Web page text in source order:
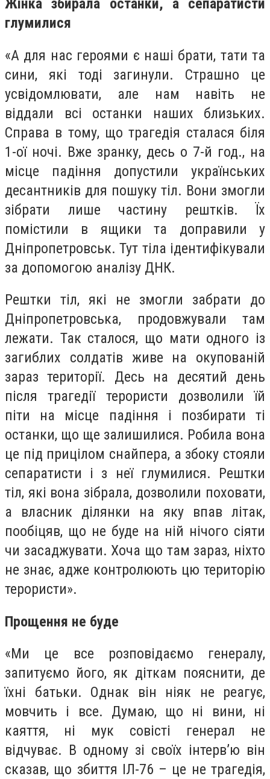
Жінка збирала останки, а сепаратисти
глумилися
«А для нас героями є наші брати, тати та
сини, які тоді загинули. Страшно це
усвідомлювати, але нам навіть не
віддали всі останки наших близьких.
Справа в тому, що трагедія сталася біля
1-ої ночі. Вже зранку, десь о 7-й год., на
місце падіння допустили українських
десантників для пошуку тіл. Вони змогли
зібрати лише частину рештків. Їх
помістили в ящики та доправили у
Дніпропетровськ. Тут тіла ідентифікували
за допомогою аналізу ДНК.
Рештки тіл, які не змогли забрати до
Дніпропетровська, продовжували там
лежати. Так сталося, що мати одного із
загиблих солдатів живе на окупованій
зараз території. Десь на десятий день
після трагедії терористи дозволили їй
піти на місце падіння і позбирати ті
останки, що ще залишилися. Робила вона
це під прицілом снайпера, а збоку стояли
сепаратисти і з неї глумилися. Рештки
тіл, які вона зібрала, дозволили поховати,
а власник ділянки на яку впав літак,
пообіцяв, що не буде на ній нічого сіяти
чи засаджувати. Хоча що там зараз, ніхто
не знає, адже контролюють цю територію
терористи».
Прощення не буде
«Ми це все розповідаємо генералу,
запитуємо його, як діткам пояснити, де
їхні батьки. Однак він ніяк не реагує,
мовчить і все. Думаю, що ні вини, ні
каяття, ні мук совісті генерал не
відчуває. В одному зі своїх інтерв’ю він
сказав, що збиття ІЛ-76 – це не трагедія,